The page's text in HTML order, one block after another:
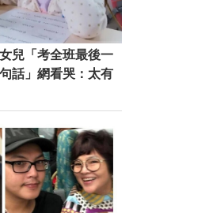
兒「考全班最後一
話」網看哭：太有